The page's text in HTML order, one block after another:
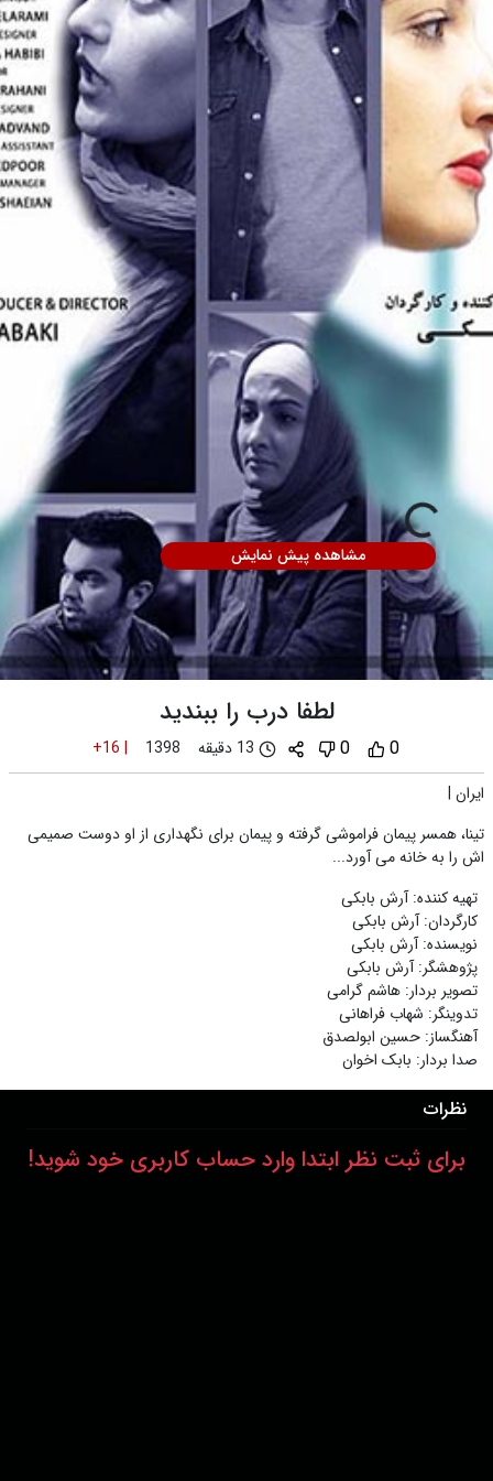
مشاهده پیش نمایش
لطفا درب را ببندید
0
0 13 دقیقه 1398
+16 |
ایران |
تینا، همسر پیمان فراموشی گرفته و پیمان برای نگهداری از او دوست صمیمی
اش را به خانه می آورد...
تهیه کننده: آرش بابکی
کارگردان: آرش بابکی
نویسنده: آرش بابکی
پژوهشگر: آرش بابکی
تصویر بردار: هاشم گرامی
تدوینگر: شهاب فراهانی
آهنگساز: حسین ابولصدق
صدا بردار: بابک اخوان
نظرات
برای ثبت نظر ابتدا وارد حساب کاربری خود شوید!